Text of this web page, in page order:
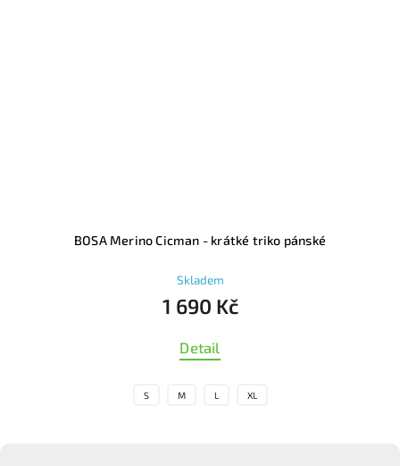
BOSA Merino Cicman - krátké triko pánské
Skladem
1 690 Kč
Detail
S M L XL